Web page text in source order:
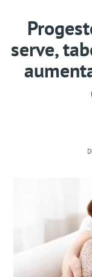
serve,